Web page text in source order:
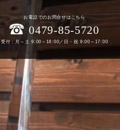
お電話でのお問合せはこちら
0479-85-5720
受付：月～土 9:00～18:00／日・祝 9:00～17:00